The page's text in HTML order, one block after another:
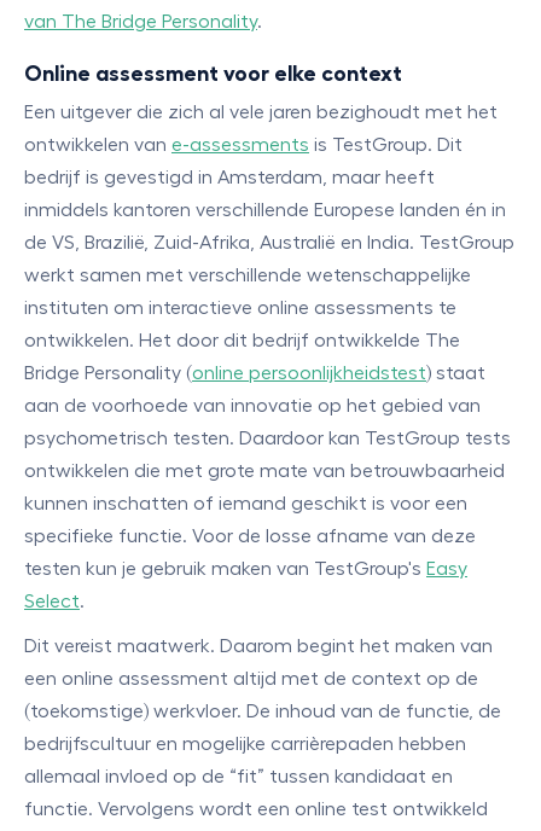
van The Bridge Personality.
Online assessment voor elke context
Een uitgever die zich al vele jaren bezighoudt met het
ontwikkelen van e-assessments is TestGroup. Dit
bedrijf is gevestigd in Amsterdam, maar heeft
inmiddels kantoren verschillende Europese landen én in
de VS, Brazilië, Zuid-Afrika, Australië en India. TestGroup
werkt samen met verschillende wetenschappelijke
instituten om interactieve online assessments te
ontwikkelen. Het door dit bedrijf ontwikkelde The
Bridge Personality (online persoonlijkheidstest) staat
aan de voorhoede van innovatie op het gebied van
psychometrisch testen. Daardoor kan TestGroup tests
ontwikkelen die met grote mate van betrouwbaarheid
kunnen inschatten of iemand geschikt is voor een
specifieke functie. Voor de losse afname van deze
testen kun je gebruik maken van TestGroup's Easy
Select.
Dit vereist maatwerk. Daarom begint het maken van
een online assessment altijd met de context op de
(toekomstige) werkvloer. De inhoud van de functie, de
bedrijfscultuur en mogelijke carrièrepaden hebben
allemaal invloed op de “fit” tussen kandidaat en
functie. Vervolgens wordt een online test ontwikkeld